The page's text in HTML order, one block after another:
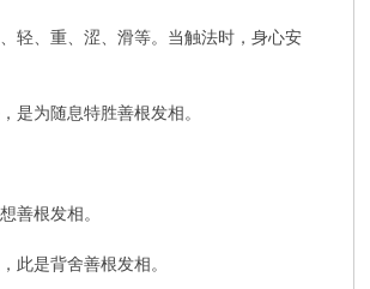
轻、重、涩、滑等。当触法时，身心安
是为随息特胜善根发相。
善根发相。
此是背舍善根发相。